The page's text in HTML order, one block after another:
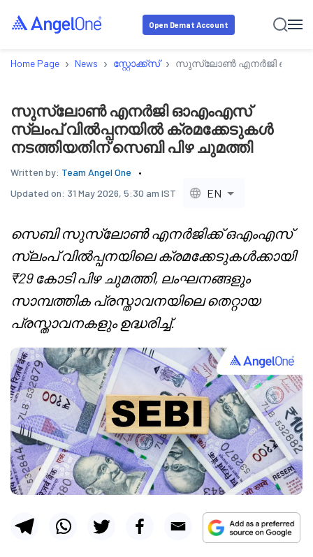
Open Demat Account
Home Page › News › സ്റ്റോക്ക്‌സ് › സുസ്ലോൺ എനർജി ഓഎംഎസ്
സുസ്ലോൺ എനർജി ഓഎംഎസ്
സ്ലംപ് വിൽപ്പനയിൽ ക്രമക്കേടുകൾ
നടത്തിയതിന് സെബി പിഴ ചുമത്തി
Written by: Team Angel One
Updated on: 31 May 2026, 5:30 am IST EN
സെബി സുസ്ലോൺ എനർജിക്ക് ഒഎംഎസ്
സ്ലംപ് വിൽപ്പനയിലെ ക്രമക്കേടുകൾക്കായി
₹29 കോടി പിഴ ചുമത്തി, ലംഘനങ്ങളും
സാമ്പത്തിക പ്രസ്താവനയിലെ തെറ്റായ
പ്രസ്താവനകളും ഉദ്ധരിച്ച്.